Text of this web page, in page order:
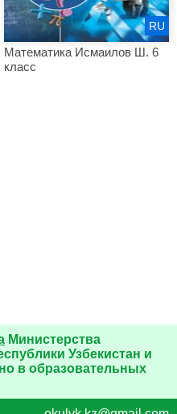
Математика Исмаилов Ш. 6
класс
RU
Министерства
Узбекистан и
в образовательных